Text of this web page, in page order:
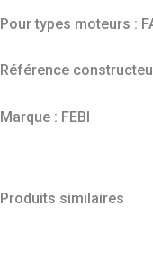
Pour types moteurs :
Référence
Marque : FEBI
Produits similaires